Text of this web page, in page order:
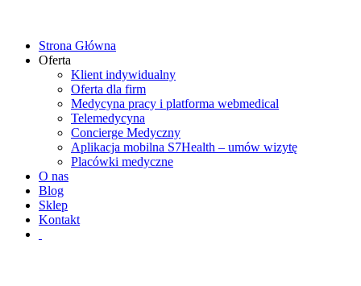
Strona Główna
Oferta
Klient indywidualny
Oferta dla firm
Medycyna pracy i platforma webmedical
Telemedycyna
Concierge Medyczny
Aplikacja mobilna S7Health – umów wizytę
Placówki medyczne
O nas
Blog
Sklep
Kontakt